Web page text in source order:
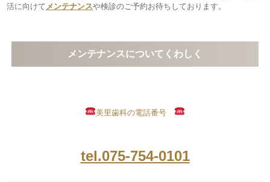
活に向けて メンテナンスや検診のご予約お待ちしております。
メンテナンスについてくわしく
美里歯科の電話番号
tel.075-754-0101